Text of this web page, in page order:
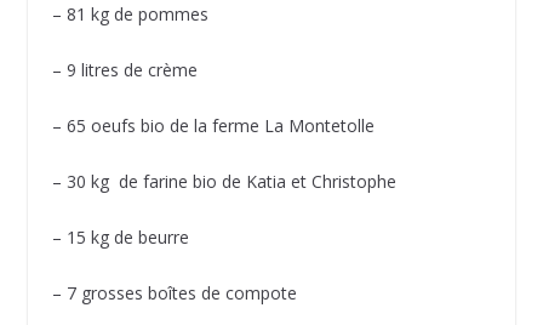
– 81 kg de pommes
– 9 litres de crème
– 65 oeufs bio de la ferme La Montetolle
– 30 kg de farine bio de Katia et Christophe
– 15 kg de beurre
– 7 grosses boîtes de compote